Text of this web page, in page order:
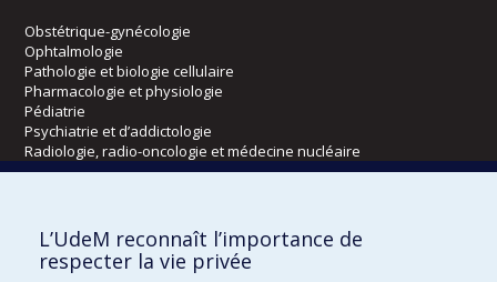
Obstétrique-gynécologie
Ophtalmologie
Pathologie et biologie cellulaire
Pharmacologie et physiologie
Pédiatrie
Psychiatrie et d’addictologie
Radiologie, radio-oncologie et médecine nucléaire
Écoles
Kinésiologie et des sciences de l’activité physique
Orthophonie et audiologie
L’UdeM reconnaît l’importance de
respecter la vie privée